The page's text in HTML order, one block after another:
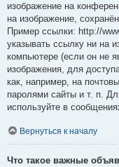
изображение на
на изображение,
Пример ссылки: http://
указывать ссылку ни на
компьютере (если он не
изображения, для
как, например, на
паролями сайты и т. п.
используйте в
Вернуться к началу
Что такое важные